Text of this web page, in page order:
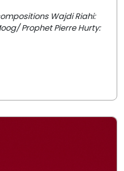
Wajdi Riahi:
Prophet Pierre Hurty: